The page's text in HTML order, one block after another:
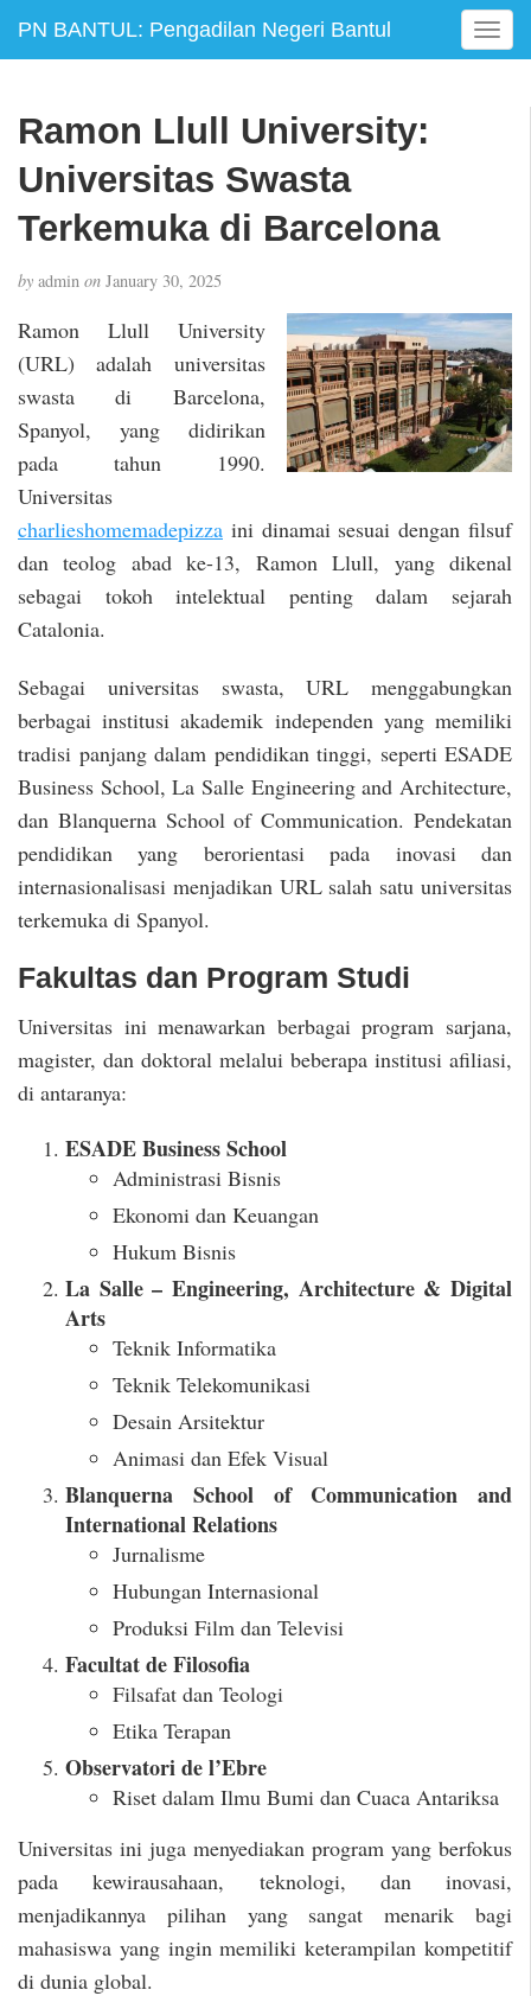
PN BANTUL: Pengadilan Negeri Bantul
T
o
a
t
i
o
n
Ramon Llull University:
Universitas Swasta
Terkemuka di Barcelona
by admin on January 30, 2025
Ramon Llull University
(URL) adalah universitas
swasta di Barcelona,
Spanyol, yang didirikan
pada tahun 1990.
Universitas
charlieshomemadepizza ini dinamai sesuai dengan filsuf
dan teolog abad ke-13, Ramon Llull, yang dikenal
sebagai tokoh intelektual penting dalam sejarah
Catalonia.
Sebagai universitas swasta, URL menggabungkan
berbagai institusi akademik independen yang memiliki
tradisi panjang dalam pendidikan tinggi, seperti ESADE
Business School, La Salle Engineering and Architecture,
dan Blanquerna School of Communication. Pendekatan
pendidikan yang berorientasi pada inovasi dan
internasionalisasi menjadikan URL salah satu universitas
terkemuka di Spanyol.
Fakultas dan Program Studi
Universitas ini menawarkan berbagai program sarjana,
magister, dan doktoral melalui beberapa institusi afiliasi,
di antaranya:
ESADE Business School
Administrasi Bisnis
Ekonomi dan Keuangan
Hukum Bisnis
La Salle – Engineering, Architecture & Digital
Arts
Teknik Informatika
Teknik Telekomunikasi
Desain Arsitektur
Animasi dan Efek Visual
Blanquerna School of Communication and
International Relations
Jurnalisme
Hubungan Internasional
Produksi Film dan Televisi
Facultat de Filosofia
Filsafat dan Teologi
Etika Terapan
Observatori de l’Ebre
Riset dalam Ilmu Bumi dan Cuaca Antariksa
Universitas ini juga menyediakan program yang berfokus
pada kewirausahaan, teknologi, dan inovasi,
menjadikannya pilihan yang sangat menarik bagi
mahasiswa yang ingin memiliki keterampilan kompetitif
di dunia global.